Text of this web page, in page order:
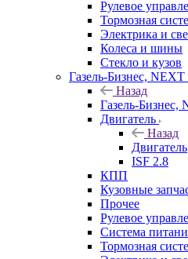
Рулевое
Тормозная
Электрика и
Колеса и шины
Стекло и кузов
Газель-Бизнес, NEXT
Назад
Газель-Бизнес,
Двигатель
Назад
Двигатель
ISF 2.8
КПП
Кузовные
Прочее
Рулевое
Система
Тормозная